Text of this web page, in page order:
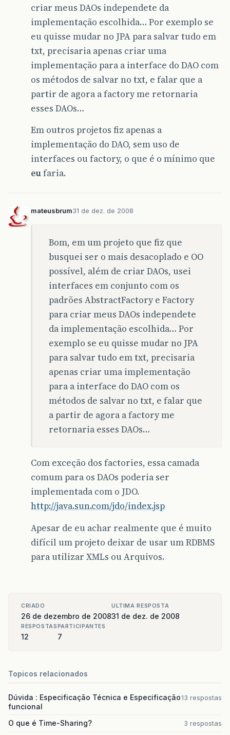
criar meus DAOs independete da
implementação escolhida… Por exemplo se
eu quisse mudar no JPA para salvar tudo em
txt, precisaria apenas criar uma
implementação para a interface do DAO com
os métodos de salvar no txt, e falar que a
partir de agora a factory me retornaria
esses DAOs…
Em outros projetos fiz apenas a
implementação do DAO, sem uso de
interfaces ou factory, o que é o mínimo que
eufaria.
mateusbrum31 de dez. de 2008
Bom, em um projeto que fiz que
busquei ser o mais desacoplado e OO
possível, além de criar DAOs, usei
interfaces em conjunto com os
padrões AbstractFactory e Factory
para criar meus DAOs independete
da implementação escolhida… Por
exemplo se eu quisse mudar no JPA
para salvar tudo em txt, precisaria
apenas criar uma implementação
para a interface do DAO com os
métodos de salvar no txt, e falar que
a partir de agora a factory me
retornaria esses DAOs…
Com exceção dos factories, essa camada
comum para os DAOs poderia ser
implementada com o JDO.
http://java.sun.com/jdo/index.jsp
Apesar de eu achar realmente que é muito
difícil um projeto deixar de usar um RDBMS
para utilizar XMLs ou Arquivos.
CRIADO
26 de dezembro de 2008
ULTIMA RESPOSTA
31 de dez. de 2008
RESPOSTAS
12
PARTICIPANTES
7
Topicos relacionados
Dúvida : Especificação Técnica e Especificação
funcional
13 respostas
O que é Time-Sharing? 3 respostas